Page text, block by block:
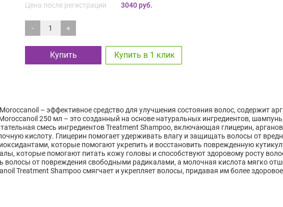
Цена после регистрации
3040 руб.
- +
Купить Купить в 1 клик
– эффективное средство для улучшения состояния волос, содержит
250 мл – это созданный на основе натуральных ингредиентов,
смесь ингредиентов Treatment Shampoo, включающая глицерин,
кислоту. Глицерин помогает удерживать влагу и защищать волосы от
которые помогают укрепить и восстановить поврежденную
которые помогают питать кожу головы и способствуют здоровому росту
от повреждения свободными радикалами, а молочная кислота мягко
Treatment Shampoo смягчает и укрепляет волосы, придавая им более